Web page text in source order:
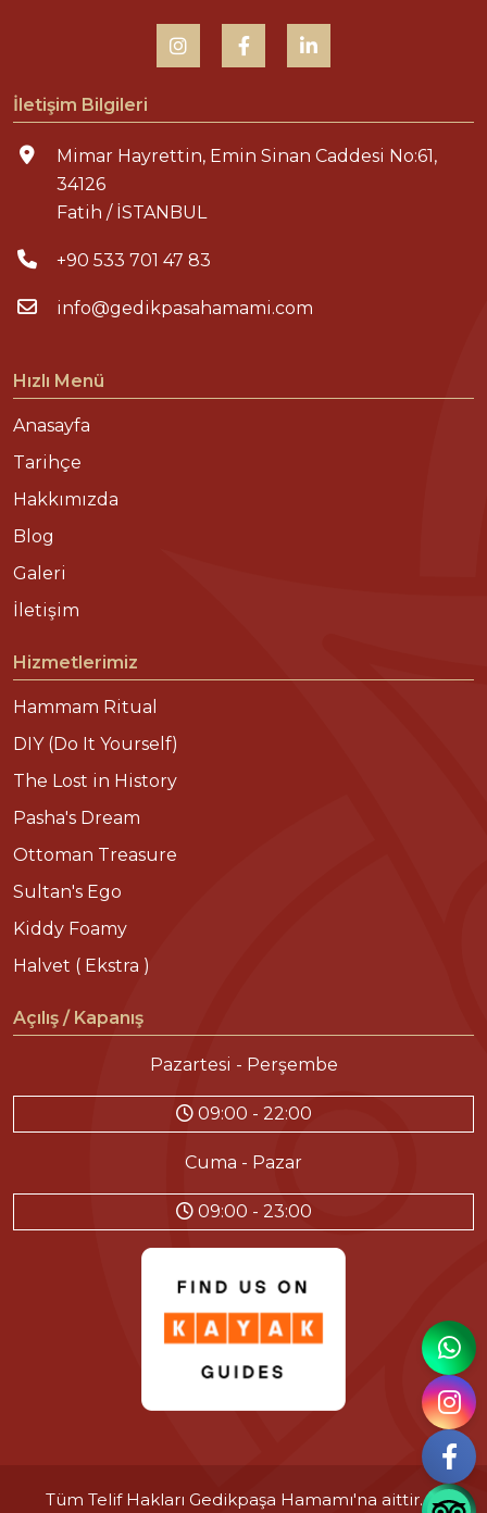
İletişim Bilgileri
Mimar Hayrettin, Emin Sinan Caddesi No:61,
34126
Fatih / İSTANBUL
+90 533 701 47 83
info@gedikpasahamami.com
Hızlı Menü
Anasayfa
Tarihçe
Hakkımızda
Blog
Galeri
İletişim
Hizmetlerimiz
Hammam Ritual
DIY (Do It Yourself)
The Lost in History
Pasha's Dream
Ottoman Treasure
Sultan's Ego
Kiddy Foamy
Halvet ( Ekstra )
Açılış / Kapanış
Pazartesi - Perşembe
09:00 - 22:00
Cuma - Pazar
09:00 - 23:00
Tüm Telif Hakları Gedikpaşa Hamamı'na aittir. ©